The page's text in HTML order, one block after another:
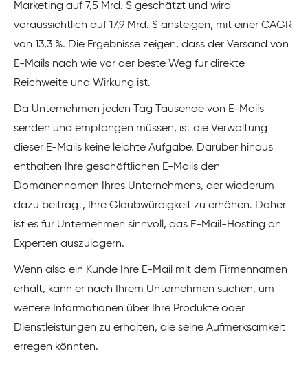
Marketing auf 7,5 Mrd. $ geschätzt und wird
voraussichtlich auf 17,9 Mrd. $ ansteigen, mit einer CAGR
von 13,3 %. Die Ergebnisse zeigen, dass der Versand von
E-Mails nach wie vor der beste Weg für direkte
Reichweite und Wirkung ist.
Da Unternehmen jeden Tag Tausende von E-Mails
senden und empfangen müssen, ist die Verwaltung
dieser E-Mails keine leichte Aufgabe. Darüber hinaus
enthalten Ihre geschäftlichen E-Mails den
Domänennamen Ihres Unternehmens, der wiederum
dazu beiträgt, Ihre Glaubwürdigkeit zu erhöhen. Daher
ist es für Unternehmen sinnvoll, das E-Mail-Hosting an
Experten auszulagern.
Wenn also ein Kunde Ihre E-Mail mit dem Firmennamen
erhält, kann er nach Ihrem Unternehmen suchen, um
weitere Informationen über Ihre Produkte oder
Dienstleistungen zu erhalten, die seine Aufmerksamkeit
erregen könnten.